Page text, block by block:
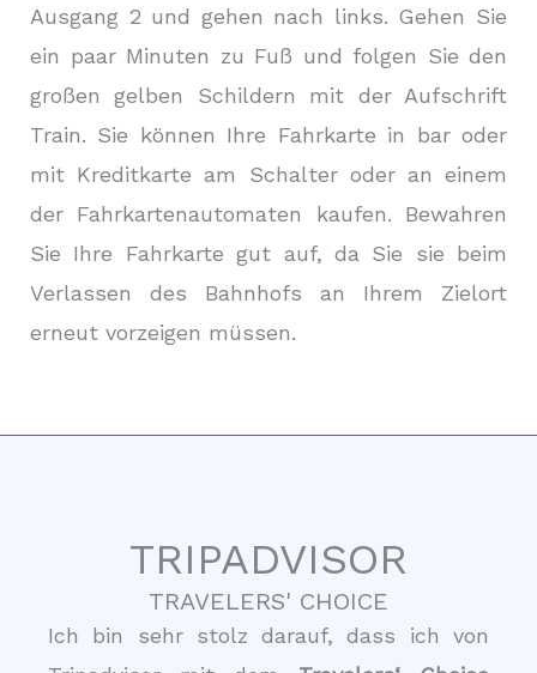
Ausgang 2 und gehen nach links. Gehen Sie
ein paar Minuten zu Fuß und folgen Sie den
großen gelben Schildern mit der Aufschrift
Train. Sie können Ihre Fahrkarte in bar oder
mit Kreditkarte am Schalter oder an einem
der Fahrkartenautomaten kaufen. Bewahren
Sie Ihre Fahrkarte gut auf, da Sie sie beim
Verlassen des Bahnhofs an Ihrem Zielort
erneut vorzeigen müssen.
TRIPADVISOR
TRAVELERS' CHOICE
Ich bin sehr stolz darauf, dass ich von